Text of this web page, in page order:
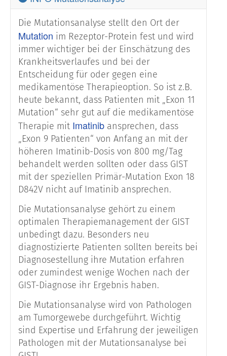
Die Mutationsanalyse stellt den Ort der
Mutation im Rezeptor-Protein fest und wird
immer wichtiger bei der Einschätzung des
Krankheitsverlaufes und bei der
Entscheidung für oder gegen eine
medikamentöse Therapieoption. So ist z.B.
heute bekannt, dass Patienten mit „Exon 11
Mutation“ sehr gut auf die medikamentöse
Therapie mit Imatinib ansprechen, dass
„Exon 9 Patienten“ von Anfang an mit der
höheren Imatinib-Dosis von 800 mg/Tag
behandelt werden sollten oder dass GIST
mit der speziellen Primär-Mutation Exon 18
D842V nicht auf Imatinib ansprechen.
Die Mutationsanalyse gehört zu einem
optimalen Therapiemanagement der GIST
unbedingt dazu. Besonders neu
diagnostizierte Patienten sollten bereits bei
Diagnosestellung ihre Mutation erfahren
oder zumindest wenige Wochen nach der
GIST-Diagnose ihr Ergebnis haben.
Die Mutationsanalyse wird von Pathologen
am Tumorgewebe durchgeführt. Wichtig
sind Expertise und Erfahrung der jeweiligen
Pathologen mit der Mutationsanalyse bei